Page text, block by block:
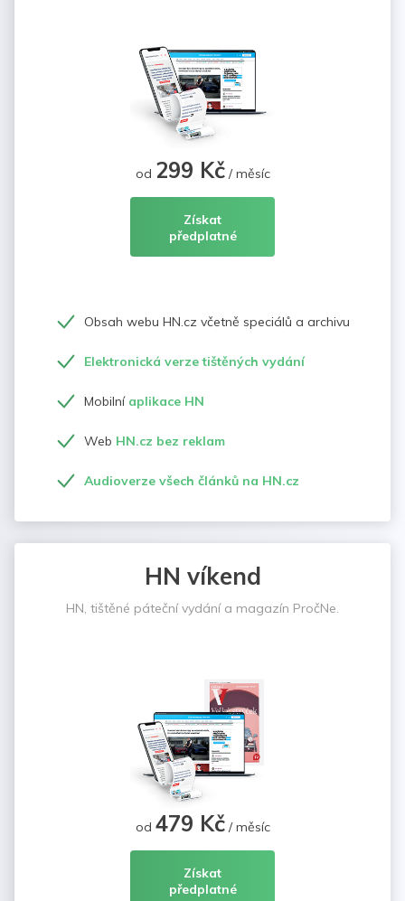
od 299 Kč/ měsíc
Získat
předplatné
Obsah webu HN.cz včetně speciálů a archivu
Elektronická verze tištěných vydání
Mobilní aplikace HN
Web HN.cz bez reklam
Audioverze všech článků na HN.cz
HN víkend
HN, tištěné páteční vydání a magazín PročNe.
od 479 Kč/ měsíc
Získat
předplatné